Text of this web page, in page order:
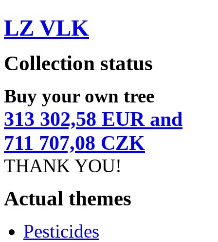
LZ VLK
Collection status
Buy your own tree
313 302,58 EUR and
711 707,08 CZK
THANK YOU!
Actual themes
Pesticides